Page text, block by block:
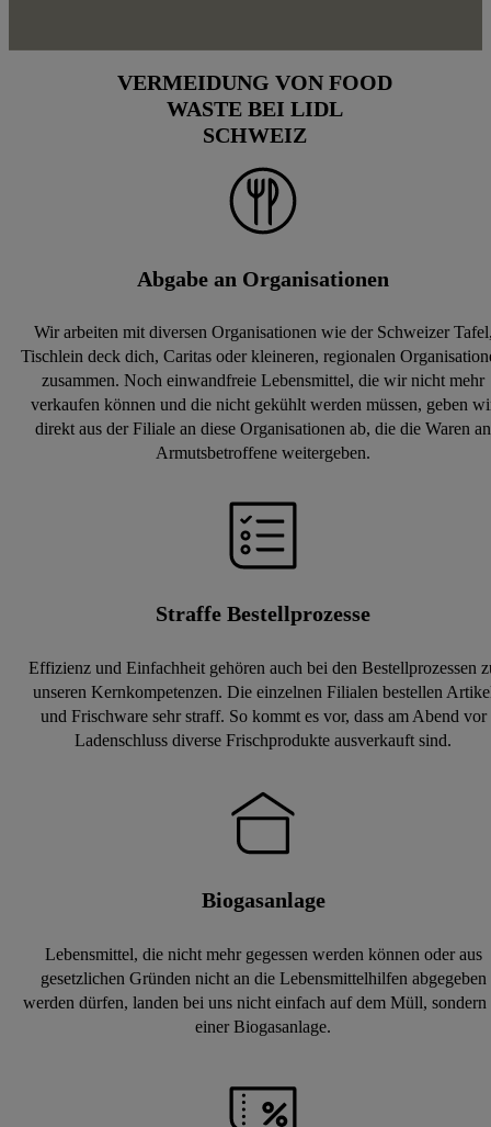
VERMEIDUNG VON FOOD
WASTE BEI LIDL
SCHWEIZ
Abgabe an Organisationen
Wir arbeiten mit diversen Organisationen wie der Schweizer
Tischlein deck dich, Caritas oder kleineren, regionalen
zusammen. Noch einwandfreie Lebensmittel, die wir nicht mehr
verkaufen können und die nicht gekühlt werden müssen, geben
direkt aus der Filiale an diese Organisationen ab, die die Waren an
Armutsbetroffene weitergeben.
Straffe Bestellprozesse
Effizienz und Einfachheit gehören auch bei den Bestellprozessen
unseren Kernkom­petenzen. Die einzelnen Filialen bestellen
und Frischware sehr straff. So kommt es vor, dass am Abend vor
Ladenschluss diverse Frischprodukte ausverkauft sind.
Biogasanlage
Lebensmittel, die nicht mehr gegessen werden können oder aus
gesetzlichen Gründen nicht an die Lebensmittelhilfen abgegeben
werden dürfen, landen bei uns nicht einfach auf dem Müll, sondern
einer Biogasanlage.